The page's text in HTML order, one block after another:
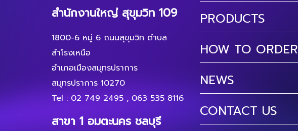
สำนักงานใหญ่ สุขุมวิท 109
1800-6 หมู่ 6 ถนนสุขุมวิท ตำบล
สำโรงเหนือ
อำเภอเมืองสมุทรปราการ
สมุทรปราการ 10270
Tel : 02 749 2495 , 063 535 8116
สาขา 1 อมตะนคร ชลบุรี
PRODUCTS
HOW TO ORDER
NEWS
CONTACT US